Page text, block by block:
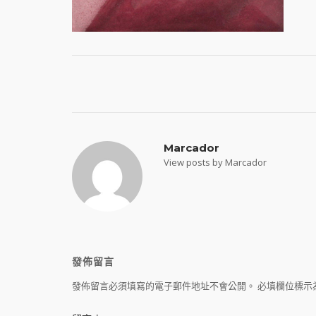
Marcador
View posts by Marcador
發佈留言
發佈留言必須填寫的電子郵件地址不會公開。 必填欄位標